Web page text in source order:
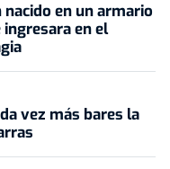
en un armario
en el
vez más bares la